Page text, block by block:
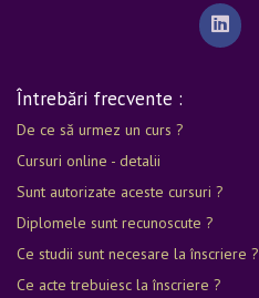
Întrebări frecvente :
De ce să urmez un curs ?
Cursuri online - detalii
Sunt autorizate aceste cursuri ?
Diplomele sunt recunoscute ?
Ce studii sunt necesare la înscriere ?
Ce acte trebuiesc la înscriere ?